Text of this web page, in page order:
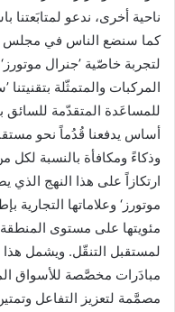
ناحية أخرى، ندعو لمتابَعتنا
كما سنضع الناس في مجلس
لتجربة خاصّية ’جنرال
المركبات والمتمثّلة
للمساعَدة المتقدّمة للسائق
أساس يدفعنا قُدُماً نحو
وذكاءً ومكافأة بالنسبة لكل
ارتكازاً على هذا النهج
موتورز‘ وعلاماتها التجارية
مئويتها على مستوى المنطقة
لمستقبل التنقّل. ويشمل هذا
مبادَرات مخصَّصة للأسواق
مصمَّمة لتعزيز التفاعل